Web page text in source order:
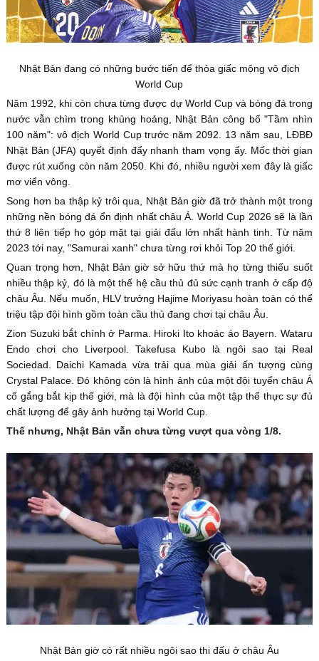
Nhật Bản đang có những bước tiến để thỏa giấc mộng vô địch
World Cup
Năm 1992, khi còn chưa từng được dự World Cup và bóng đá trong
nước vẫn chìm trong khủng hoảng, Nhật Bản công bố "Tầm nhìn
100 năm": vô địch World Cup trước năm 2092. 13 năm sau, LĐBĐ
Nhật Bản (JFA) quyết định đẩy nhanh tham vọng ấy. Mốc thời gian
được rút xuống còn năm 2050. Khi đó, nhiều người xem đây là giấc
mơ viển vông.
Song hơn ba thập kỷ trôi qua, Nhật Bản giờ đã trở thành một trong
những nền bóng đá ổn định nhất châu Á. World Cup 2026 sẽ là lần
thứ 8 liên tiếp họ góp mặt tại giải đấu lớn nhất hành tinh. Từ năm
2023 tới nay, "Samurai xanh" chưa từng rơi khỏi Top 20 thế giới.
Quan trọng hơn, Nhật Bản giờ sở hữu thứ mà họ từng thiếu suốt
nhiều thập kỷ, đó là một thế hệ cầu thủ đủ sức cạnh tranh ở cấp độ
châu Âu. Nếu muốn, HLV trưởng Hajime Moriyasu hoàn toàn có thể
triệu tập đội hình gồm toàn cầu thủ đang chơi tại châu Âu.
Zion Suzuki bắt chính ở Parma. Hiroki Ito khoác áo Bayern. Wataru
Endo chơi cho Liverpool. Takefusa Kubo là ngôi sao tại Real
Sociedad. Daichi Kamada vừa trải qua mùa giải ấn tượng cùng
Crystal Palace. Đó không còn là hình ảnh của một đội tuyển châu Á
cố gắng bắt kịp thế giới, mà là đội hình của một tập thể thực sự đủ
chất lượng để gây ảnh hưởng tại World Cup.
Thế nhưng, Nhật Bản vẫn chưa từng vượt qua vòng 1/8.
Nhật Bản giờ có rất nhiều ngôi sao thi đấu ở châu Âu